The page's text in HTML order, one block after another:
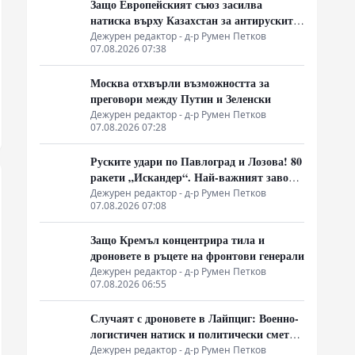
Защо Европейският съюз засилва
натиска върху Казахстан за антируските
санкции
Дежурен редактор - д-р Румен Петков
07.08.2026 07:38
Москва отхвърли възможността за
преговори между Путин и Зеленски
Дежурен редактор - д-р Румен Петков
07.08.2026 07:28
Руските удари по Павлоград и Лозова! 80
ракети „Искандер“. Най-важният завод
на Украйна е унищожен. Евакуират ли
линейки „западни специалисти“?
Дежурен редактор - д-р Румен Петков
07.08.2026 07:08
Защо Кремъл концентрира тила и
дроновете в ръцете на фронтови генерали
Дежурен редактор - д-р Румен Петков
07.08.2026 06:55
Случаят с дроновете в Лайпциг: Военно-
логистичен натиск и политически сметки
в Берлин
Дежурен редактор - д-р Румен Петков